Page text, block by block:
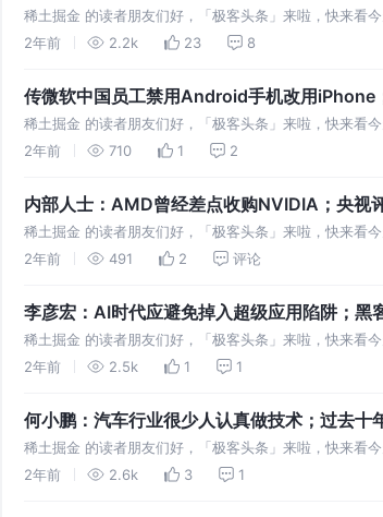
稀土掘金 的读者朋友们好，「极客头条」来啦，快来看
宣布7月15日起员工每周两天可自主选择办公地点，无需
2年前 2.2k 23 8
传微软中国员工禁用Android手机改用iPhone
极客头条
稀土掘金 的读者朋友们好，「极客头条」来啦，快来看
模型论文数量全球第一，清华力压麻省理工、斯坦福 荣耀
2年前 710 1 2
内部人士：AMD曾经差点收购NVIDIA；央视
头条
稀土掘金 的读者朋友们好，「极客头条」来啦，快来看
App 自动续费：“进坑”容易“出坑”难 傅盛：付费的闭源大
2年前 491 2 评论
李彦宏：AI时代应避免掉入超级应用陷阱；
稀土掘金 的读者朋友们好，「极客头条」来啦，快来看
AI 时代应避免掉入超级应用陷阱 淘宝直播负责人程道放
2年前 2.5k 1 1
何小鹏：汽车行业很少人认真做技术；过去十
被罚838万元 | 极客头条
稀土掘金 的读者朋友们好，「极客头条」来啦，快来看
官网上线 iOS 18 介绍页面：全程未提 AI，个性化成最大
2年前 2.6k 3 1